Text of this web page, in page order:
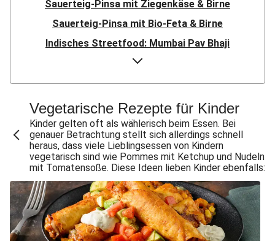
Sauerteig-Pinsa mit Ziegenkäse & Birne
Sauerteig-Pinsa mit Bio-Feta & Birne
Indisches Streetfood: Mumbai Pav Bhaji
Flauipauis Zucchini-Puffer mit Hexkräutern
Nord-Indischer Palak Paneer in spicy Spinatcurry
Bowl & doppelt veganen Sweet-Chili-Filetstücken
Doppelte vegane Beyond Meat Frikadelle
Buttrige Filetstücke mit Kormapaste
Spinat-Brezenknödel mit Rahmschwammerln
Perlencouscous-Minestrone mit Kichererbsen
Chana Masala mit Kichererbsen und Babyspinat
Scharfe Linsensuppe mit Bio-Feta und veganen
Filetstücken
Vegetarische Rezepte für Kinder
Kinder gelten oft als wählerisch beim Essen. Bei
genauer Betrachtung stellt sich allerdings schnell
heraus, dass viele Lieblingsessen von Kindern
vegetarisch sind wie Pommes mit Ketchup und Nudeln
mit Tomatensoße. Diese Ideen lieben Kinder ebenfalls: